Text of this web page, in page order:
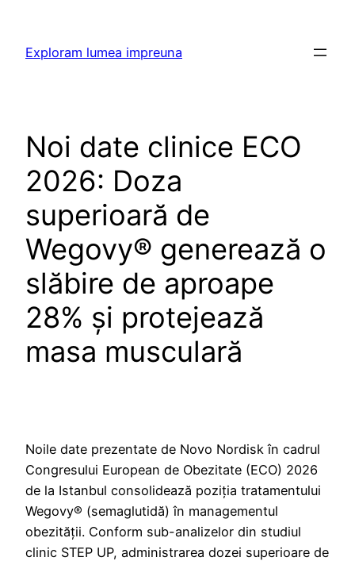
content
Exploram lumea impreuna
Noi date clinice ECO
2026: Doza
superioară de
Wegovy® generează o
slăbire de aproape
28% și protejează
masa musculară
Noile date prezentate de Novo Nordisk în cadrul
Congresului European de Obezitate (ECO) 2026
de la Istanbul consolidează poziția tratamentului
Wegovy® (semaglutidă) în managementul
obezității. Conform sub-analizelor din studiul
clinic STEP UP, administrarea dozei superioare de